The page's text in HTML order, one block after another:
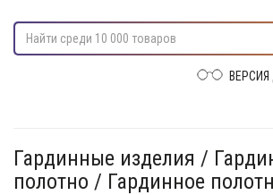
Гардинные изделия /
полотно / Гардинное